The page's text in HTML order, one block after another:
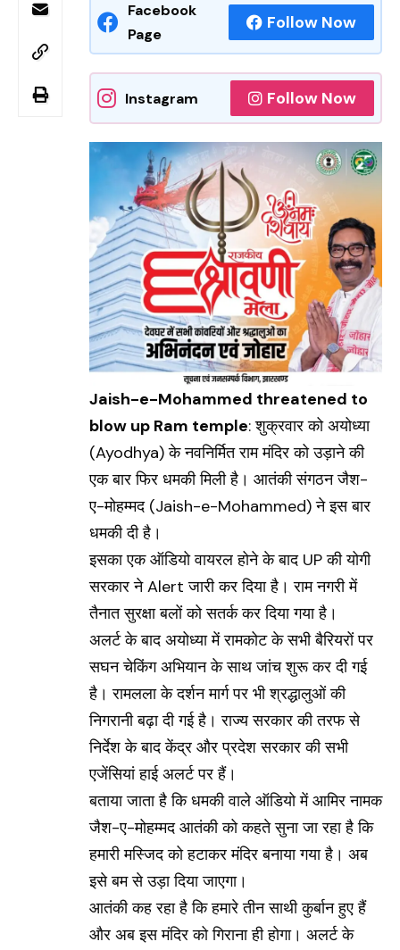
Facebook
Page
Follow Now
Instagram Follow Now
Jaish-e-Mohammed threatened to
blow up Ram temple: शुक्रवार को अयोध्या
(Ayodhya) के नवनिर्मित राम मंदिर को उड़ाने की
एक बार फिर धमकी मिली है। आतंकी संगठन जैश-
ए-मोहम्मद (Jaish-e-Mohammed) ने इस बार
धमकी दी है।
इसका एक ऑडियो वायरल होने के बाद UP की योगी
सरकार नेAlert जारी कर दिया है। राम नगरी में
तैनात सुरक्षा बलों को सतर्क कर दिया गया है।
अलर्ट के बाद अयोध्या में रामकोट के सभी बैरियरों पर
सघन चेकिंग अभियान के साथ जांच शुरू कर दी गई
है। रामलला के दर्शन मार्ग पर भी श्रद्धालुओं की
निगरानी बढ़ा दी गई है। राज्य सरकार की तरफ से
निर्देश के बाद केंद्र और प्रदेश सरकार की सभी
एजेंसियां हाई अलर्ट पर हैं।
बताया जाता है कि धमकी वाले ऑडियो में आमिर नामक
जैश-ए-मोहम्मद आतंकी को कहते सुना जा रहा है कि
हमारी मस्जिद को हटाकर मंदिर बनाया गया है। अब
इसे बम से उड़ा दिया जाएगा।
आतंकी कह रहा है कि हमारे तीन साथी कुर्बान हुए हैं
और अब इस मंदिर को गिराना ही होगा। अलर्ट के